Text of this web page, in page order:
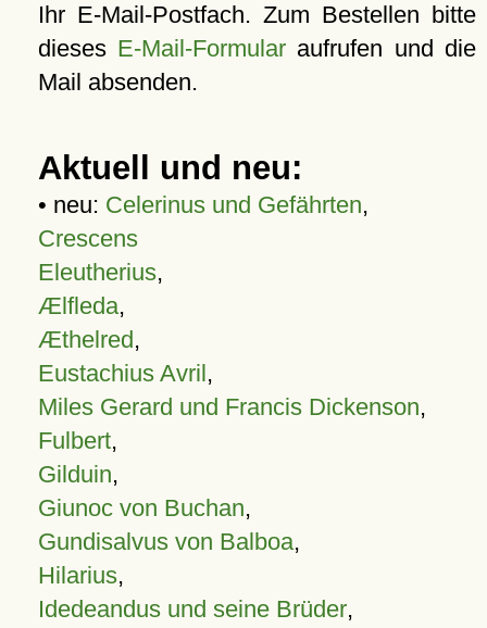
Ihr E-Mail-Postfach. Zum Bestellen bitte
dieses E-Mail-Formular aufrufen und die
Mail absenden.
Aktuell und neu:
• neu: Celerinus und Gefährten,
Crescens
Eleutherius,
Ælfleda,
Æthelred,
Eustachius Avril,
Miles Gerard und Francis Dickenson,
Fulbert,
Gilduin,
Giunoc von Buchan,
Gundisalvus von Balboa,
Hilarius,
Idedeandus und seine Brüder,